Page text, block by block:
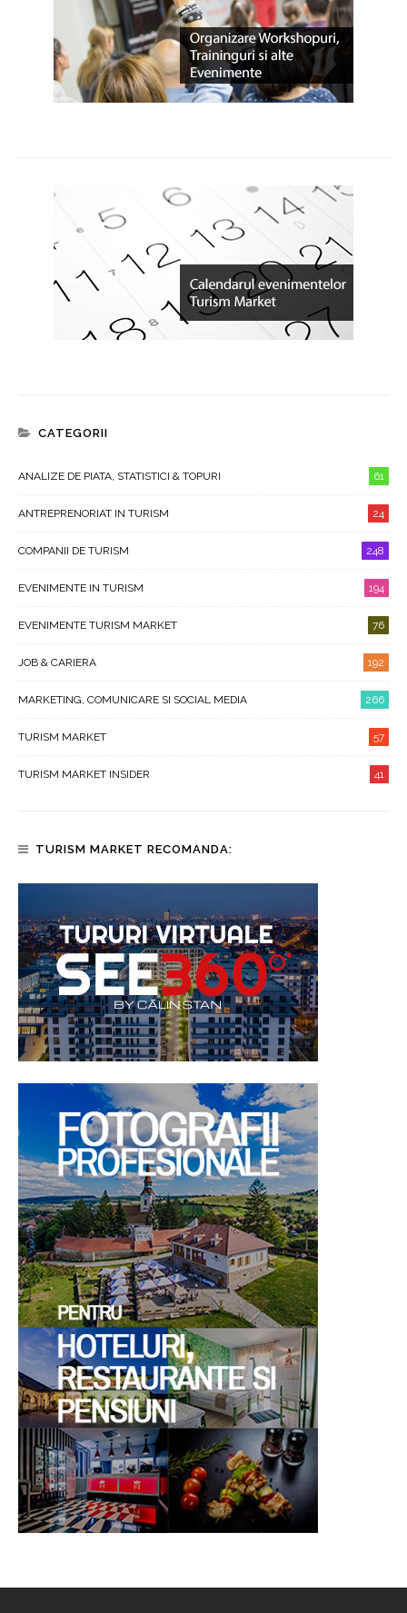
CATEGORII
ANALIZE DE PIATA, STATISTICI & TOPURI 61
ANTREPRENORIAT IN TURISM 24
COMPANII DE TURISM 248
EVENIMENTE IN TURISM 194
EVENIMENTE TURISM MARKET 76
JOB & CARIERA 192
MARKETING, COMUNICARE SI SOCIAL MEDIA 266
TURISM MARKET 57
TURISM MARKET INSIDER 41
TURISM MARKET RECOMANDA: